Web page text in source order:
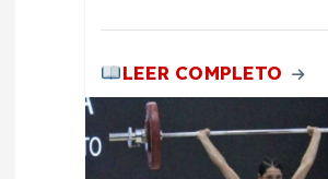
LEER COMPLETO